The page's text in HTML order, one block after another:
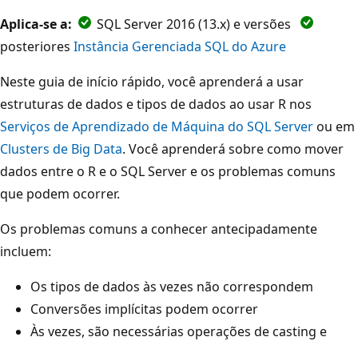
Aplica-se a:
SQL Server 2016 (13.x) e versões
posteriores Instância Gerenciada SQL do Azure
Neste guia de início rápido, você aprenderá a usar
estruturas de dados e tipos de dados ao usar R nos
Serviços de Aprendizado de Máquina do SQL Serverou em
Clusters de Big Data. Você aprenderá sobre como mover
dados entre o R e o SQL Server e os problemas comuns
que podem ocorrer.
Os problemas comuns a conhecer antecipadamente
incluem:
Os tipos de dados às vezes não correspondem
Conversões implícitas podem ocorrer
Às vezes, são necessárias operações de casting e